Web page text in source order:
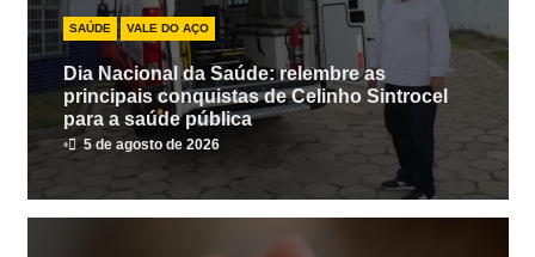
SAÚDE VALE DO AÇO
Dia Nacional da Saúde: relembre as
principais conquistas de Celinho Sintrocel
para a saúde pública
• 5 de agosto de 2026